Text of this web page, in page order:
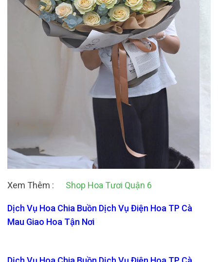
Xem Thêm : Shop Hoa Tươi Quận 6
Dịch Vụ Hoa Chia Buồn Dịch Vụ Điện Hoa TP Cà
Mau Giao Hoa Tận Nơi